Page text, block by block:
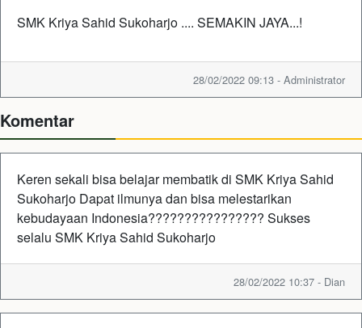
SMK Kriya Sahid Sukoharjo .... SEMAKIN JAYA...!
28/02/2022 09:13 - Administrator
Komentar
Keren sekali bisa belajar membatik di SMK Kriya Sahid
Sukoharjo Dapat ilmunya dan bisa melestarikan
kebudayaan Indonesia???????????????? Sukses
selalu SMK Kriya Sahid Sukoharjo
28/02/2022 10:37 - Dian